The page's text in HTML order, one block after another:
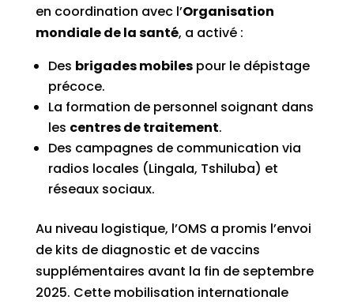
en coordination avec l’Organisation
mondiale de la santé, a activé :
Des brigades mobilespour le dépistage
précoce.
La formation de personnel soignant dans
les centres de traitement.
Des campagnes de communication via
radios locales (Lingala, Tshiluba) et
réseaux sociaux.
Au niveau logistique, l’OMS a promis l’envoi
de kits de diagnostic et de vaccins
supplémentaires avant la fin de septembre
2025. Cette mobilisation internationale